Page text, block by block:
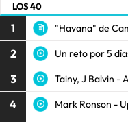
LOS 40
1 "Havana" de
2 Un reto por 5
3 Tainy, J Balvin -
4 Mark Ronson -